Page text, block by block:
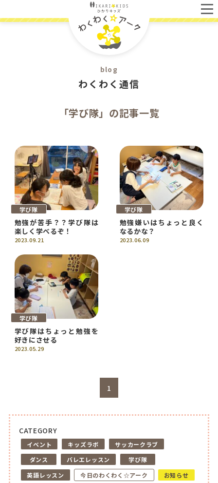
blog
わくわく通信
「学び隊」の記事一覧
学び隊
勉強が苦手？？学び隊は
楽しく学べるぞ！
2023.09.21
学び隊
勉強嫌いはちょっと良く
なるかな？
2023.06.09
学び隊
学び隊はちょっと勉強を
好きにさせる
2023.05.29
1
CATEGORY
イベント キッズラボ
サッカークラブ
ダンス
バレエレッスン
学び隊
英語レッスン
今日のわくわく☆アーク
お知らせ